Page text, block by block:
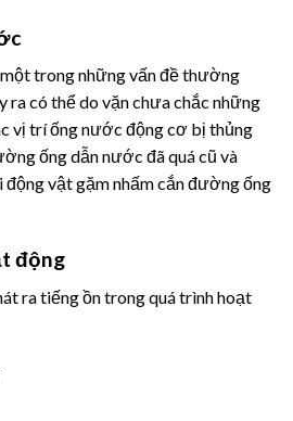
trong những vấn đề thường
ra có thể do vặn chưa chắc những
vị trí ống nước động cơ bị thủng
ống dẫn nước đã quá cũ và
động vật gặm nhấm cắn đường ống
động
ra tiếng ồn trong quá trình hoạt